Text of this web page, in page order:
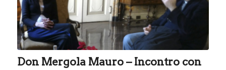
Don Mergola Mauro – Incontro con